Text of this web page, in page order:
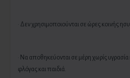
· Δεν χρησιμοποιούνται σε ώρες κοινής
· Να αποθηκεύονται σε μέρη χωρίς υγρασία
φλόγας και παιδιά.